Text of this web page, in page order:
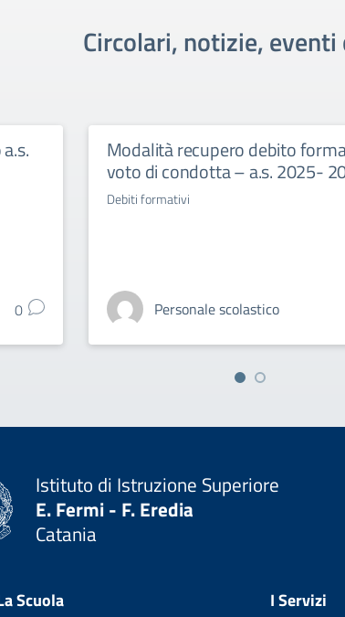
Circolari, notizie,
0
Modalità recupero debito
voto di condotta – a.s. 2025-
Debiti formativi
Personale scolastico
Istituto di Istruzione Superiore
E. Fermi - F. Eredia
Catania
Scuola I Servizi